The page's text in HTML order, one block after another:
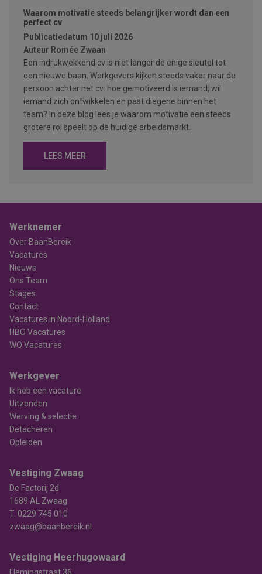
Waarom motivatie steeds belangrijker wordt dan een
perfect cv
Publicatiedatum 10 juli 2026
Auteur Romée Zwaan
Een indrukwekkend cv is niet langer de enige sleutel tot
een nieuwe baan. Werkgevers kijken steeds vaker naar de
persoon achter het cv: hoe gemotiveerd is iemand, wil
iemand zich ontwikkelen en past diegene binnen het
team? In deze blog lees je waarom motivatie een steeds
grotere rol speelt op de huidige arbeidsmarkt.
LEES MEER
Werknemer
Over BaanBereik
Vacatures
Nieuws
Ons Team
Stages
Contact
Vacatures in Noord-Holland
HBO Vacatures
WO Vacatures
Werkgever
Ik heb een vacature
Uitzenden
Werving & selectie
Detacheren
Opleiden
Vestiging Zwaag
De Factorij 2d
1689 AL Zwaag
T. 0229 745 010
zwaag@baanbereik.nl
Vestiging Heerhugowaard